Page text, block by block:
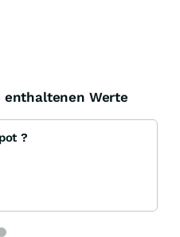
Suche
Suche
enthaltenen Werte
?